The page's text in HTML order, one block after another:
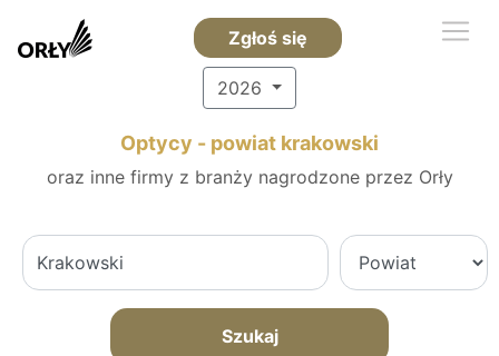
Zgłoś się
2026
Optycy - powiat krakowski
oraz inne firmy z branży nagrodzone przez Orły
Szukaj